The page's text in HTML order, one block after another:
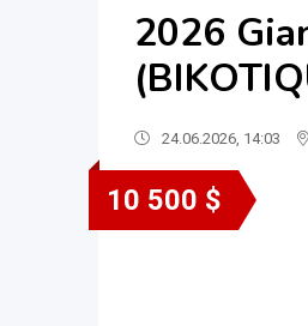
2026
24.06.2026, 14:03
10 500 $